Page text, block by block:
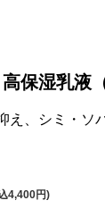
湿乳液
え、シミ・ソ
4,400円)